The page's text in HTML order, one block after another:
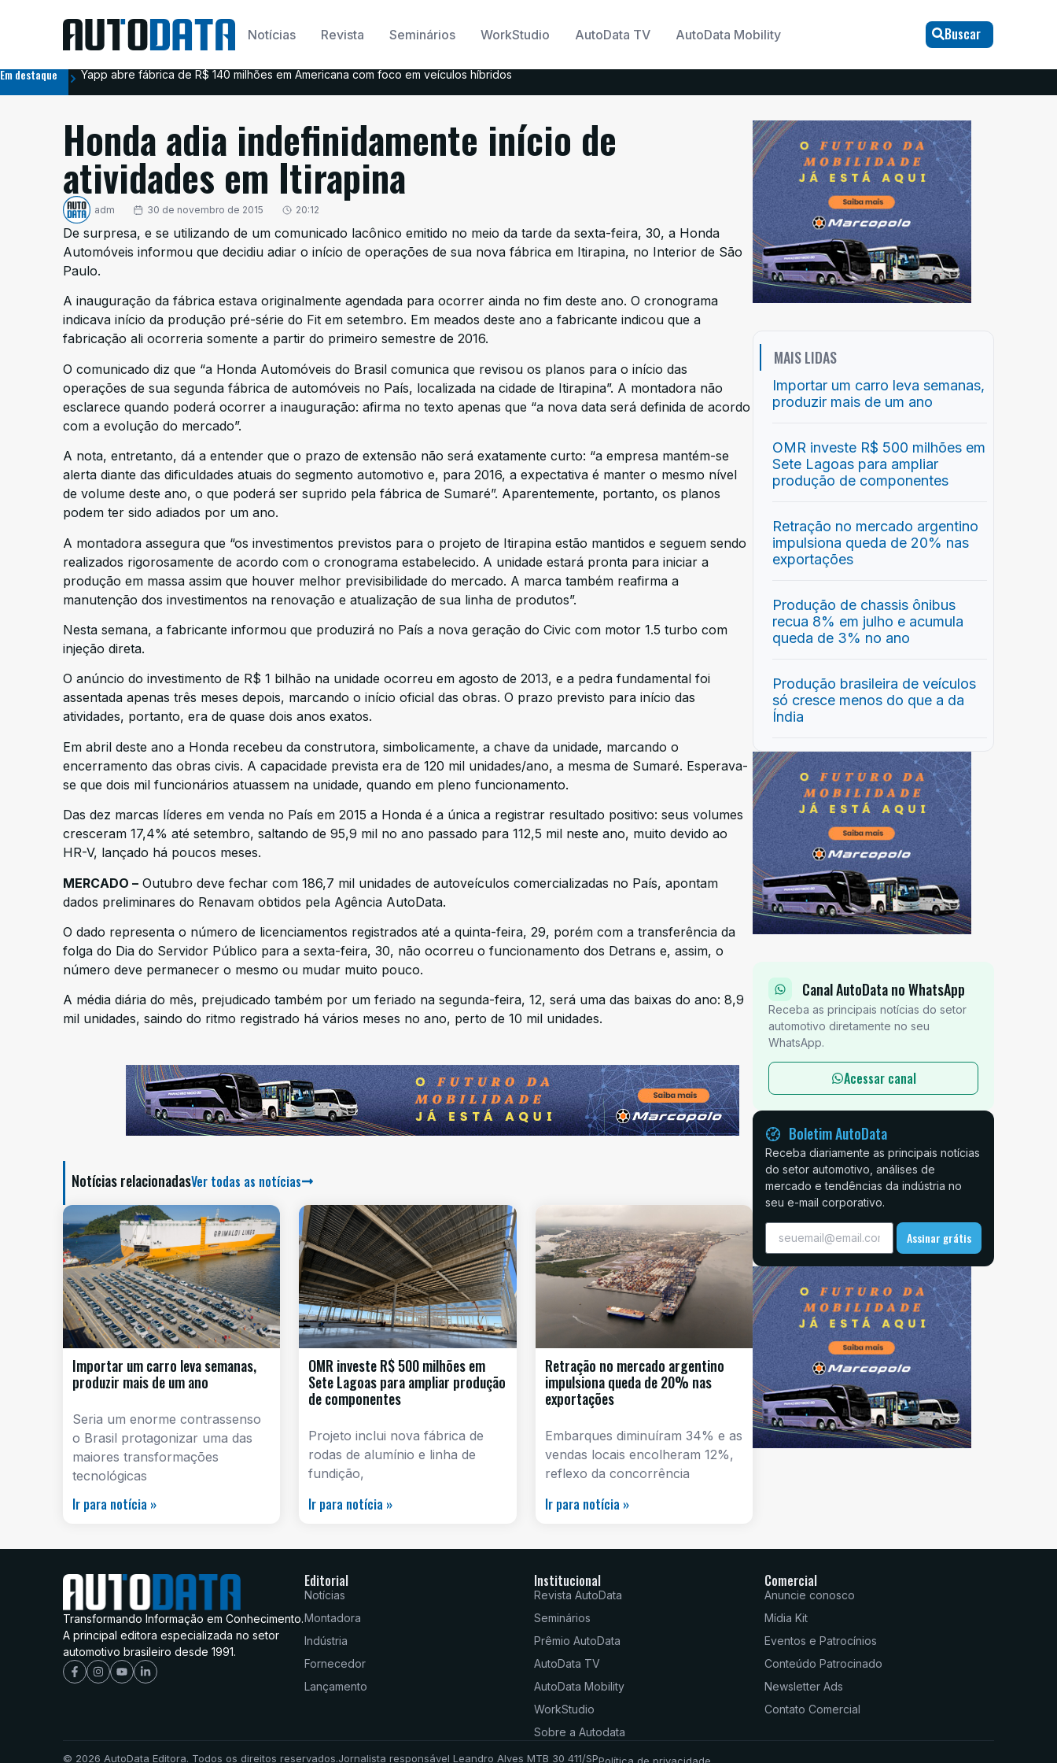
Notícias Revista Seminários WorkStudio AutoData TV AutoData Mobility Buscar
Em destaque Yapp abre fábrica de R$ 140 milhões em Americana com foco em veículos híbridos
Honda adia indefinidamente início de
atividades em Itirapina
adm 30 de novembro de 2015 20:12
De surpresa, e se utilizando de um comunicado lacônico emitido no meio da tarde da sexta-feira, 30, a Honda
Automóveis informou que decidiu adiar o início de operações de sua nova fábrica em Itirapina, no Interior de São
Paulo.
A inauguração da fábrica estava originalmente agendada para ocorrer ainda no fim deste ano. O cronograma
indicava início da produção pré-série do Fit em setembro. Em meados deste ano a fabricante indicou que a
fabricação ali ocorreria somente a partir do primeiro semestre de 2016.
O comunicado diz que “a Honda Automóveis do Brasil comunica que revisou os planos para o início das
operações de sua segunda fábrica de automóveis no País, localizada na cidade de Itirapina”. A montadora não
esclarece quando poderá ocorrer a inauguração: afirma no texto apenas que “a nova data será definida de acordo
com a evolução do mercado”.
A nota, entretanto, dá a entender que o prazo de extensão não será exatamente curto: “a empresa mantém-se
alerta diante das dificuldades atuais do segmento automotivo e, para 2016, a expectativa é manter o mesmo nível
de volume deste ano, o que poderá ser suprido pela fábrica de Sumaré”. Aparentemente, portanto, os planos
podem ter sido adiados por um ano.
A montadora assegura que “os investimentos previstos para o projeto de Itirapina estão mantidos e seguem sendo
realizados rigorosamente de acordo com o cronograma estabelecido. A unidade estará pronta para iniciar a
produção em massa assim que houver melhor previsibilidade do mercado. A marca também reafirma a
manutenção dos investimentos na renovação e atualização de sua linha de produtos”.
Nesta semana, a fabricante informou que produzirá no País a nova geração do Civic com motor 1.5 turbo com
injeção direta.
O anúncio do investimento de R$ 1 bilhão na unidade ocorreu em agosto de 2013, e a pedra fundamental foi
assentada apenas três meses depois, marcando o início oficial das obras. O prazo previsto para início das
atividades, portanto, era de quase dois anos exatos.
Em abril deste ano a Honda recebeu da construtora, simbolicamente, a chave da unidade, marcando o
encerramento das obras civis. A capacidade prevista era de 120 mil unidades/ano, a mesma de Sumaré. Esperava-
se que dois mil funcionários atuassem na unidade, quando em pleno funcionamento.
Das dez marcas líderes em venda no País em 2015 a Honda é a única a registrar resultado positivo: seus volumes
cresceram 17,4% até setembro, saltando de 95,9 mil no ano passado para 112,5 mil neste ano, muito devido ao
HR-V, lançado há poucos meses.
MERCADO – Outubro deve fechar com 186,7 mil unidades de autoveículos comercializadas no País, apontam
dados preliminares do Renavam obtidos pela Agência AutoData.
O dado representa o número de licenciamentos registrados até a quinta-feira, 29, porém com a transferência da
folga do Dia do Servidor Público para a sexta-feira, 30, não ocorreu o funcionamento dos Detrans e, assim, o
número deve permanecer o mesmo ou mudar muito pouco.
A média diária do mês, prejudicado também por um feriado na segunda-feira, 12, será uma das baixas do ano: 8,9
mil unidades, saindo do ritmo registrado há vários meses no ano, perto de 10 mil unidades.
Notícias relacionadasVer todas as notícias
Importar um carro leva semanas,
produzir mais de um ano
Seria um enorme contrassenso
o Brasil protagonizar uma das
maiores transformações
tecnológicas
Ir para notícia »
OMR investe R$ 500 milhões em
Sete Lagoas para ampliar produção
de componentes
Projeto inclui nova fábrica de
rodas de alumínio e linha de
fundição,
Ir para notícia »
Retração no mercado argentino
impulsiona queda de 20% nas
exportações
Embarques diminuíram 34% e as
vendas locais encolheram 12%,
reflexo da concorrência
Ir para notícia »
MAIS LIDAS
Importar um carro leva semanas,
produzir mais de um ano
OMR investe R$ 500 milhões em
Sete Lagoas para ampliar
produção de componentes
Retração no mercado argentino
impulsiona queda de 20% nas
exportações
Produção de chassis ônibus
recua 8% em julho e acumula
queda de 3% no ano
Produção brasileira de veículos
só cresce menos do que a da
Índia
Canal AutoData no WhatsApp
Receba as principais notícias do setor
automotivo diretamente no seu
WhatsApp.
Acessar canal
Boletim AutoData
Receba diariamente as principais notícias
do setor automotivo, análises de
mercado e tendências da indústria no
seu e-mail corporativo.
Assinar grátis
Transformando Informação em Conhecimento.
A principal editora especializada no setor
automotivo brasileiro desde 1991.
Editorial
Notícias
Montadora
Indústria
Fornecedor
Lançamento
Institucional
Revista AutoData
Seminários
Prêmio AutoData
AutoData TV
AutoData Mobility
WorkStudio
Sobre a Autodata
Comercial
Anuncie conosco
Mídia Kit
Eventos e Patrocínios
Conteúdo Patrocinado
Newsletter Ads
Contato Comercial
© 2026 AutoData Editora. Todos os direitos reservados.Jornalista responsável Leandro Alves MTB 30 411/SP